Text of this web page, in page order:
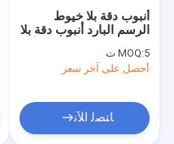
أنبوب دقة بلا خيوط
الرسم البارد أنبوب دقة بلا
MOQ:5 ت
أحصل على آخر سعر
ﺎﺘﺼﻟ ﺍﻶﻧ